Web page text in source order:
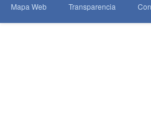
Mapa Web Transparencia